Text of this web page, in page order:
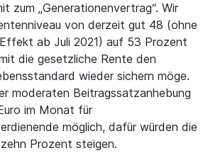
zum „Generationenvertrag“. Wir
von derzeit gut 48 (ohne
ab Juli 2021) auf 53 Prozent
die gesetzliche Rente den
wieder sichern möge.
moderaten Beitragssatzanhebung
im Monat für
möglich, dafür würden die
Prozent steigen.